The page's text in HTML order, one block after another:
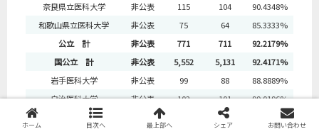
奈良県立医科大学
非公表 115 104
90.4348%
和歌山県立医科大学
非公表 75 64
85.3333%
公立 計
非公表 771 711
92.2179%
国公立 計
非公表 5,552 5,131
92.4171%
岩手医科大学
非公表 99 88
88.8889%
自治医科大学
非公表 102 101
99.0196%
獨協医科大学
非公表 114
89.7638%
ホーム 目次へ 最上部へ シェア お問い合わせ